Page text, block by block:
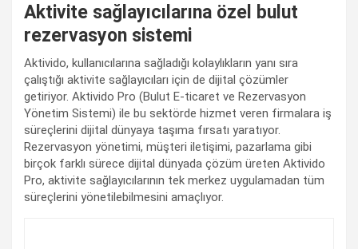
Aktivite sağlayıcılarına özel bulut
rezervasyon sistemi
Aktivido, kullanıcılarına sağladığı kolaylıkların yanı sıra
çalıştığı aktivite sağlayıcıları için de dijital çözümler
getiriyor. Aktivido Pro (Bulut E-ticaret ve Rezervasyon
Yönetim Sistemi) ile bu sektörde hizmet veren firmalara iş
süreçlerini dijital dünyaya taşıma fırsatı yaratıyor.
Rezervasyon yönetimi, müşteri iletişimi, pazarlama gibi
birçok farklı sürece dijital dünyada çözüm üreten Aktivido
Pro, aktivite sağlayıcılarının tek merkez uygulamadan tüm
süreçlerini yönetilebilmesini amaçlıyor.